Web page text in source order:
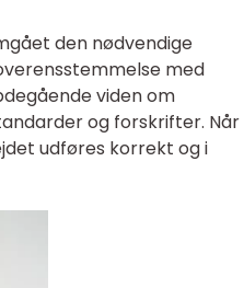
den nødvendige
med
viden om
og forskrifter. Når
udføres korrekt og i